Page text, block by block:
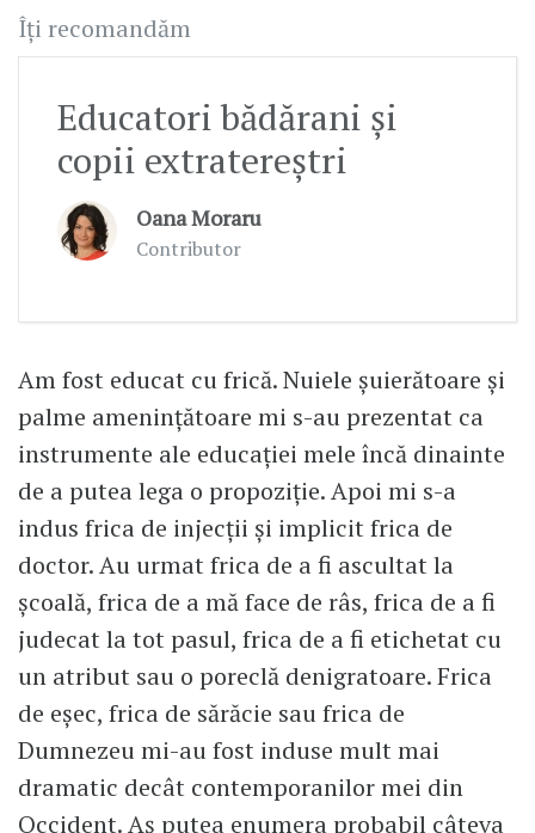
Îți recomandăm
Educatori bădărani și
copii extratereștri
Oana Moraru
Contributor
Am fost educat cu frică. Nuiele șuierătoare și
palme amenințătoare mi s-au prezentat ca
instrumente ale educației mele încă dinainte
de a putea lega o propoziție. Apoi mi s-a
indus frica de injecții și implicit frica de
doctor. Au urmat frica de a fi ascultat la
școală, frica de a mă face de râs, frica de a fi
judecat la tot pasul, frica de a fi etichetat cu
un atribut sau o poreclă denigratoare. Frica
de eșec, frica de sărăcie sau frica de
Dumnezeu mi-au fost induse mult mai
dramatic decât contemporanilor mei din
Occident. Aș putea enumera probabil câteva